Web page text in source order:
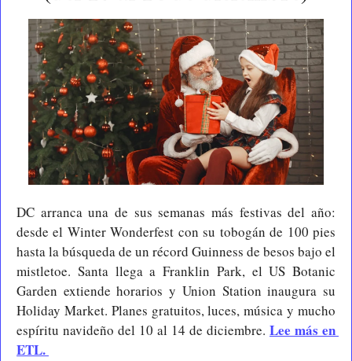
DC arranca una de sus semanas más festivas del año:
desde el Winter Wonderfest con su tobogán de 100 pies
hasta la búsqueda de un récord Guinness de besos bajo el
mistletoe. Santa llega a Franklin Park, el US Botanic
Garden extiende horarios y Union Station inaugura su
Holiday Market. Planes gratuitos, luces, música y mucho
espíritu navideño del 10 al 14 de diciembre. Lee más en
ETL.